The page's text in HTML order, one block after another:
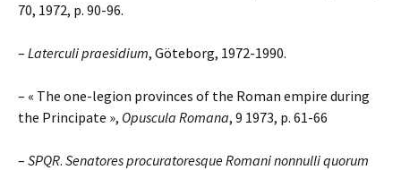
70, 1972, p. 90-96.
– Laterculi praesidium, Göteborg, 1972-1990.
– « The one-legion provinces of the Roman empire during
the Principate », Opuscula Romana, 9 1973, p. 61-66
– SPQR. Senatores procuratoresque Romani nonnulli quorum